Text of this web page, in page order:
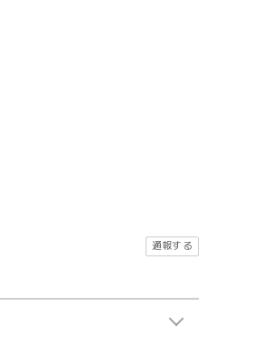
通報する